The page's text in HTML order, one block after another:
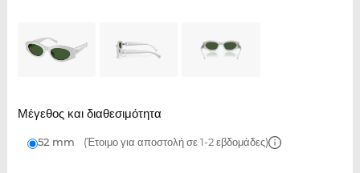
Μέγεθος και διαθεσιμότητα
52 mm (Έτοιμο για αποστολή σε 1-2 εβδομάδες)